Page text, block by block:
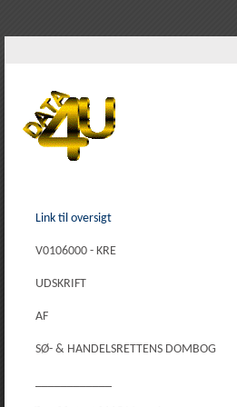
Link til oversigt
V0106000 - KRE
UDSKRIFT
AF
SØ- & HANDELSRETTENS DOMBOG